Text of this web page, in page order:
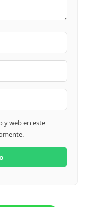
y web en este